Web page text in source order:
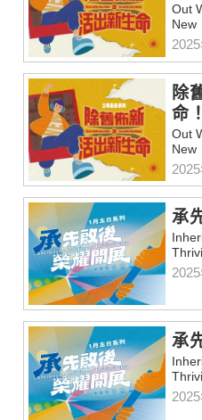
Out
New
除
命！
Out
New
承
承